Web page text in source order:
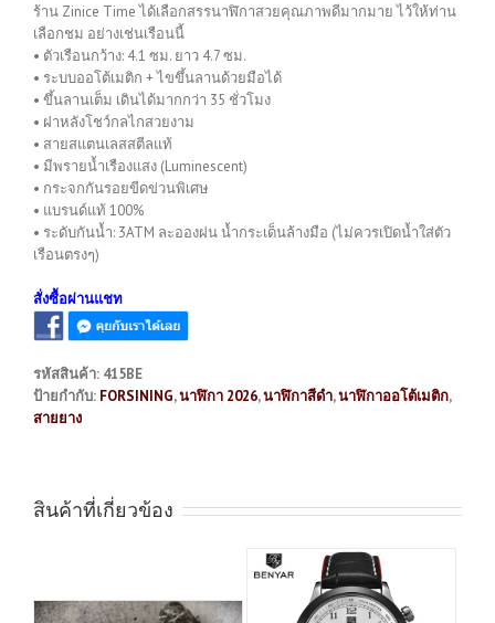
ร้าน Zinice Time ได้เลือกสรรนาฬิกาสวยคุณภาพดีมากมาย ไว้ให้ท่าน
เลือกชม อย่างเช่นเรือนนี้
• ตัวเรือนกว้าง: 4.1 ซม. ยาว 4.7 ซม.
• ระบบออโต้เมติก + ไขขึ้นลานด้วยมือได้
• ขึ้นลานเต็ม เดินได้มากกว่า 35 ชั่วโมง
• ฝาหลังโชว์กลไกสวยงาม
• สายสแตนเลสสตีลแท้
• มีพรายน้ำเรืองแสง (Luminescent)
• กระจกกันรอยขีดข่วนพิเศษ
• แบรนด์แท้ 100%
• ระดับกันน้ำ: 3ATM ละอองฝน น้ำกระเด็นล้างมือ (ไม่ควรเปิดน้ำใส่ตัว
เรือนตรงๆ)
สั่งซื้อผ่านแชท
รหัสสินค้า: 415BE
ป้ายกำกับ: FORSINING,นาฬิกา 2026,นาฬิกาสีดำ,นาฬิกาออโต้เมติก,
สายยาง
สินค้าที่เกี่ยวข้อง